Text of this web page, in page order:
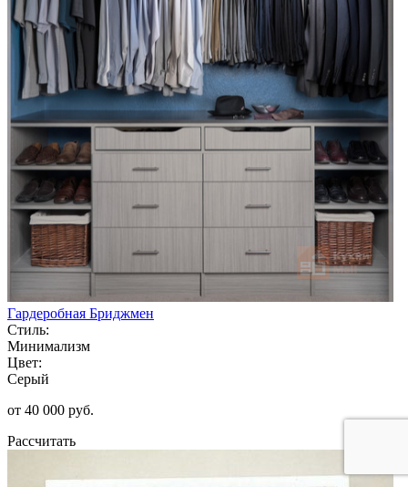
Гардеробная Бриджмен
Стиль:
Минимализм
Цвет:
Серый
от 40 000 руб.
Рассчитать